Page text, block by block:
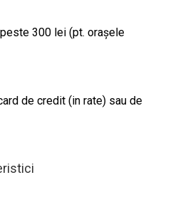
300 lei (pt. orașele
de credit (in rate) sau de